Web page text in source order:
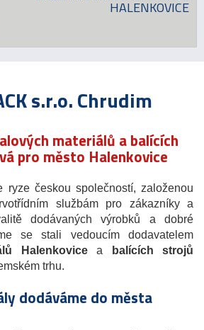
HALENKOVICE
s.r.o. Chrudim
materiálů a balících
pro město Halenkovice
ryze českou společností, založenou
službám pro zákazníky a
dodávaných výrobků a dobré
se stali vedoucím dodavatelem
Halenkovicea
balících strojů
trhu.
dodáváme do města